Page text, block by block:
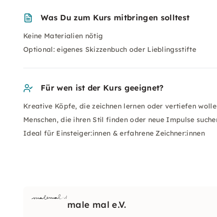
Was Du zum Kurs mitbringen solltest
Keine Materialien nötig
Optional: eigenes Skizzenbuch oder Lieblingsstifte
Für wen ist der Kurs geeignet?
Kreative Köpfe, die zeichnen lernen oder vertiefen
Menschen, die ihren Stil finden oder neue Impulse
Ideal für Einsteiger:innen & erfahrene Zeichner:innen
male mal e.V.